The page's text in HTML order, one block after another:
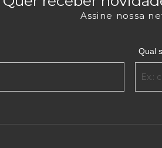
certa para você encontrar centenas
da casa e conta com ótimos
Assine nossa
Qual